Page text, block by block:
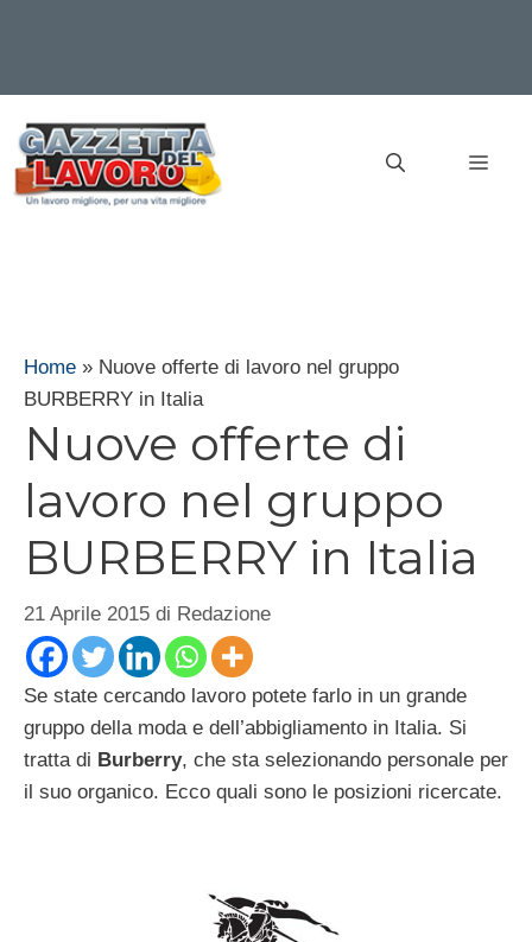
contenuto
Home » Nuove offerte di lavoro nel gruppo
BURBERRY in Italia
Nuove offerte di
lavoro nel gruppo
BURBERRY in Italia
21 Aprile 2015 di Redazione
Se state cercando lavoro potete farlo in un grande
gruppo della moda e dell’abbigliamento in Italia. Si
tratta di Burberry, che sta selezionando personale per
il suo organico. Ecco quali sono le posizioni ricercate.